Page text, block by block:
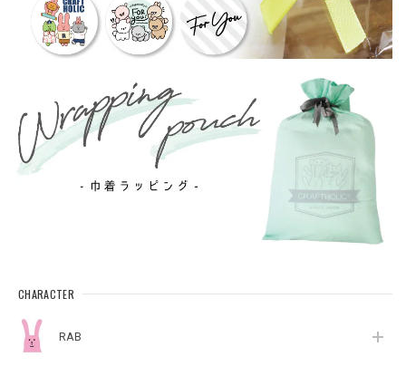
CHARACTER
RAB